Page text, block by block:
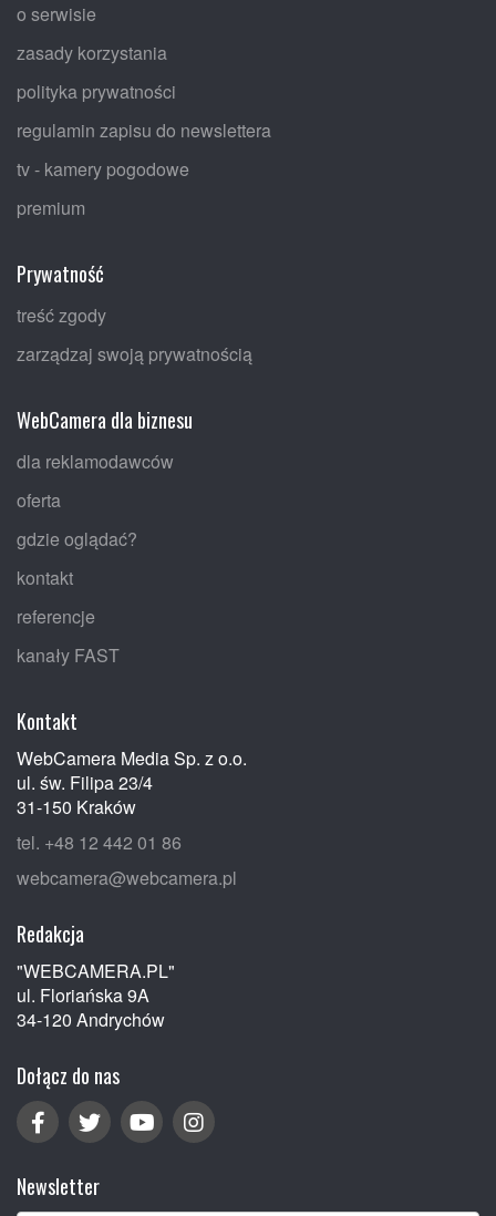
o serwisie
zasady korzystania
polityka prywatności
regulamin zapisu do newslettera
tv - kamery pogodowe
premium
Prywatność
treść zgody
zarządzaj swoją prywatnością
WebCamera dla biznesu
dla reklamodawców
oferta
gdzie oglądać?
kontakt
referencje
kanały FAST
Kontakt
WebCamera Media Sp. z o.o.
ul. św. Filipa 23/4
31-150 Kraków
tel. +48 12 442 01 86
webcamera@webcamera.pl
Redakcja
"WEBCAMERA.PL"
ul. Floriańska 9A
34-120 Andrychów
Dołącz do nas
Newsletter